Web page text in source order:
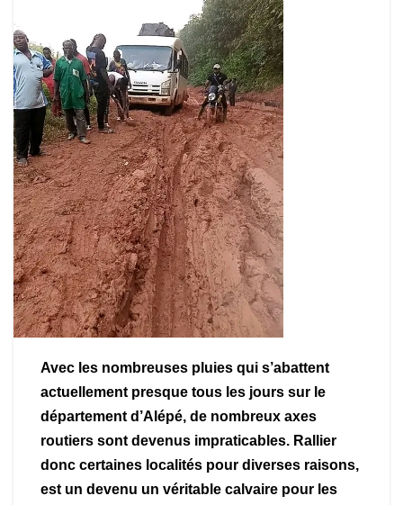
Avec les nombreuses pluies qui s’abattent
actuellement presque tous les jours sur le
département d’Alépé, de nombreux axes
routiers sont devenus impraticables. Rallier
donc certaines localités pour diverses raisons,
est un devenu un véritable calvaire pour les